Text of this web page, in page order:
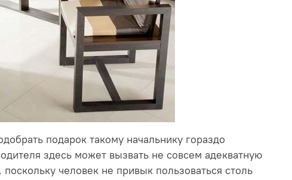
подарок такому начальнику гораздо
здесь может вызвать не совсем адекватную
человек не привык пользоваться столь